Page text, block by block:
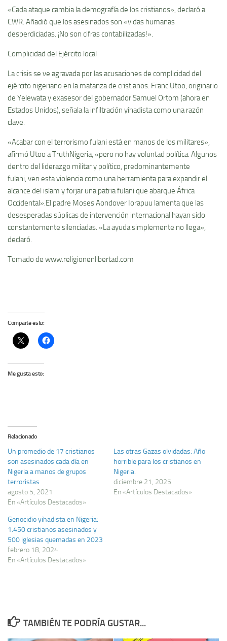
«Cada ataque cambia la demografía de los cristianos», declaró a
CWR. Añadió que los asesinados son «vidas humanas
desperdiciadas. ¡No son cifras contabilizadas!».
Complicidad del Ejército local
La crisis se ve agravada por las acusaciones de complicidad del
ejército nigeriano en la matanza de cristianos. Franc Utoo, originario
de Yelewata y exasesor del gobernador Samuel Ortom (ahora en
Estados Unidos), señala la infiltración yihadista como una razón
clave.
«Acabar con el terrorismo fulani está en manos de los militares»,
afirmó Utoo a TruthNigeria, «pero no hay voluntad política. Algunos
dentro del liderazgo militar y político, predominantemente
fulani, ven esta violencia como una herramienta para expandir el
alcance del islam y forjar una patria fulani que abarque África
Occidental».El padre Moses Aondover Iorapuu lamenta que las
desesperadas súplicas de intervención internacional hayan sido
constantemente silenciadas. «La ayuda simplemente no llega»,
declaró.
Tomado de www.religionenlibertad.com
Comparte esto:
Me gusta esto:
Relacionado
Un promedio de 17 cristianos
son asesinados cada día en
Nigeria a manos de grupos
terroristas
agosto 5, 2021
En «Artículos Destacados»
Las otras Gazas olvidadas: Año
horrible para los cristianos en
Nigeria.
diciembre 21, 2025
En «Artículos Destacados»
Genocidio yihadista en Nigeria:
1.450 cristianos asesinados y
500 iglesias quemadas en 2023
febrero 18, 2024
En «Artículos Destacados»
TAMBIÉN TE PODRÍA GUSTAR...